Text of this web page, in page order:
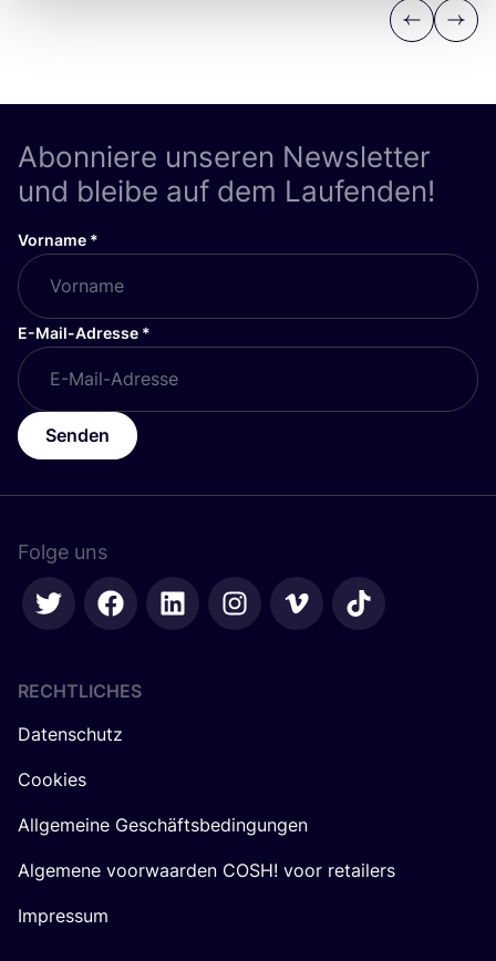
Previous
Next
Abonniere unseren Newsletter
und bleibe auf dem Laufenden!
Vorname *
E-Mail-Adresse *
Senden
Folge uns
RECHTLICHES
Datenschutz
Cookies
Allgemeine Geschäftsbedingungen
Algemene voorwaarden COSH! voor retailers
Impressum